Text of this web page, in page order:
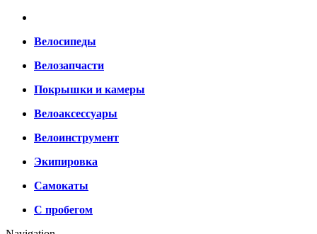
Велосипеды
Велозапчасти
Покрышки и камеры
Велоаксессуары
Велоинструмент
Экипировка
Самокаты
С пробегом